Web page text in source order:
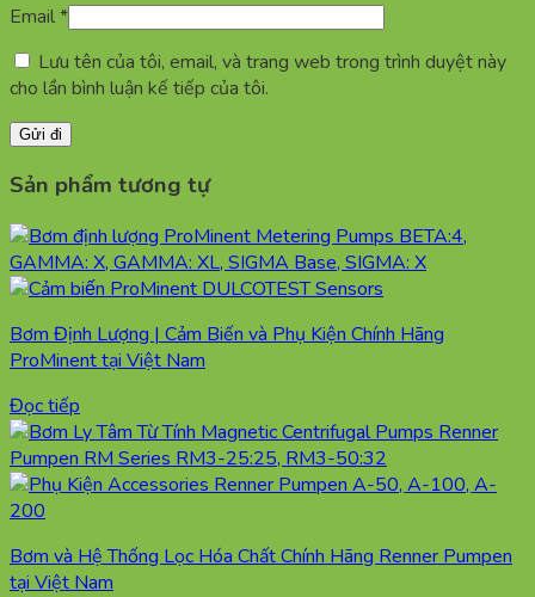
Email*
Lưu tên của tôi, email, và trang web trong trình duyệt này
cho lần bình luận kế tiếp của tôi.
Sản phẩm tương tự
Bơm Định Lượng | Cảm Biến và Phụ Kiện Chính Hãng
ProMinent tại Việt Nam
Đọc tiếp
Bơm và Hệ Thống Lọc Hóa Chất Chính Hãng Renner Pumpen
tại Việt Nam